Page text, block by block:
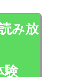
み放
験